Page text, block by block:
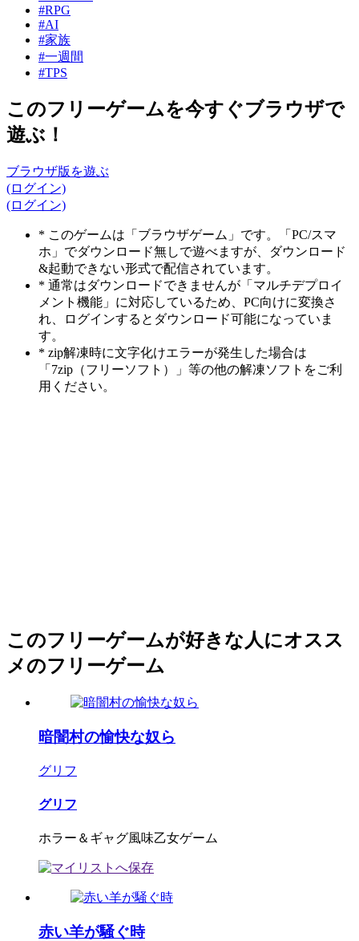
#RPG
#AI
#家族
#一週間
#TPS
このフリーゲームを今すぐブラウザで
遊ぶ！
ブラウザ版を遊ぶ
(ログイン)
(ログイン)
* このゲームは「ブラウザゲーム」です。「PC/スマ
ホ」でダウンロード無しで遊べますが、ダウンロード
&起動できない形式で配信されています。
* 通常はダウンロードできませんが「マルチデプロイ
メント機能」に対応しているため、PC向けに変換さ
れ、ログインするとダウンロード可能になっていま
す。
* zip解凍時に文字化けエラーが発生した場合は
「7zip（フリーソフト）」等の他の解凍ソフトをご利
用ください。
このフリーゲームが好きな人にオスス
メのフリーゲーム
暗闇村の愉快な奴ら
グリフ
グリフ
ホラー＆ギャグ風味乙女ゲーム
赤い羊が騒ぐ時